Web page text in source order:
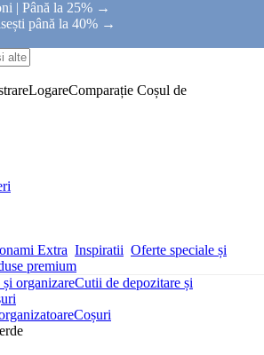
| Până la 25% →
până la 40% →
LogareComparație Coșul de
Extra Inspiratii Oferte speciale și
premium
și organizareCutii de depozitare și
Coșuri